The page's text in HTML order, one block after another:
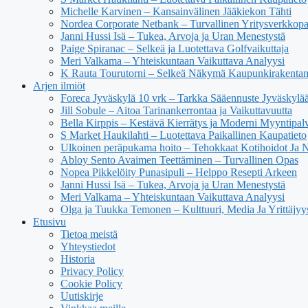
Michelle Karvinen – Kansainvälinen Jääkiekon Tähti
Nordea Corporate Netbank – Turvallinen
Janni Hussi Isä – Tukea, Arvoja ja Uran Menestystä
Paige Spiranac – Selkeä ja Luotettava Golfvaikuttaja
Meri Valkama – Yhteiskuntaan Vaikuttava Analyysi
K Rauta Tourutorni – Selkeä Näkymä
Arjen ilmiöt
Foreca Jyväskylä 10 vrk – Tarkka Sääennuste
Jill Sobule – Aitoa Tarinankerrontaa ja Vaikuttavuutta
Bella Kirppis – Kestävä Kierrätys ja Moderni
S Market Haukilahti – Luotettava Paikallinen Kaupatieto
Ulkoinen peräpukama hoito – Tehokkaat Kotihoidot Ja
Abloy Sento Avaimen Teettäminen – Turvallinen Opas
Nopea Pikkelöity Punasipuli – Helppo Resepti Arkeen
Janni Hussi Isä – Tukea, Arvoja ja Uran Menestystä
Meri Valkama – Yhteiskuntaan Vaikuttava Analyysi
Olga ja Tuukka Temonen – Kulttuuri, Media Ja
Etusivu
Tietoa meistä
Yhteystiedot
Historia
Privacy Policy
Cookie Policy
Uutiskirje